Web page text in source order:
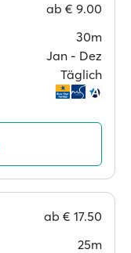
ab € 9.00
30m
Jan ‐ Dez
Täglich
ab € 17.50
25m